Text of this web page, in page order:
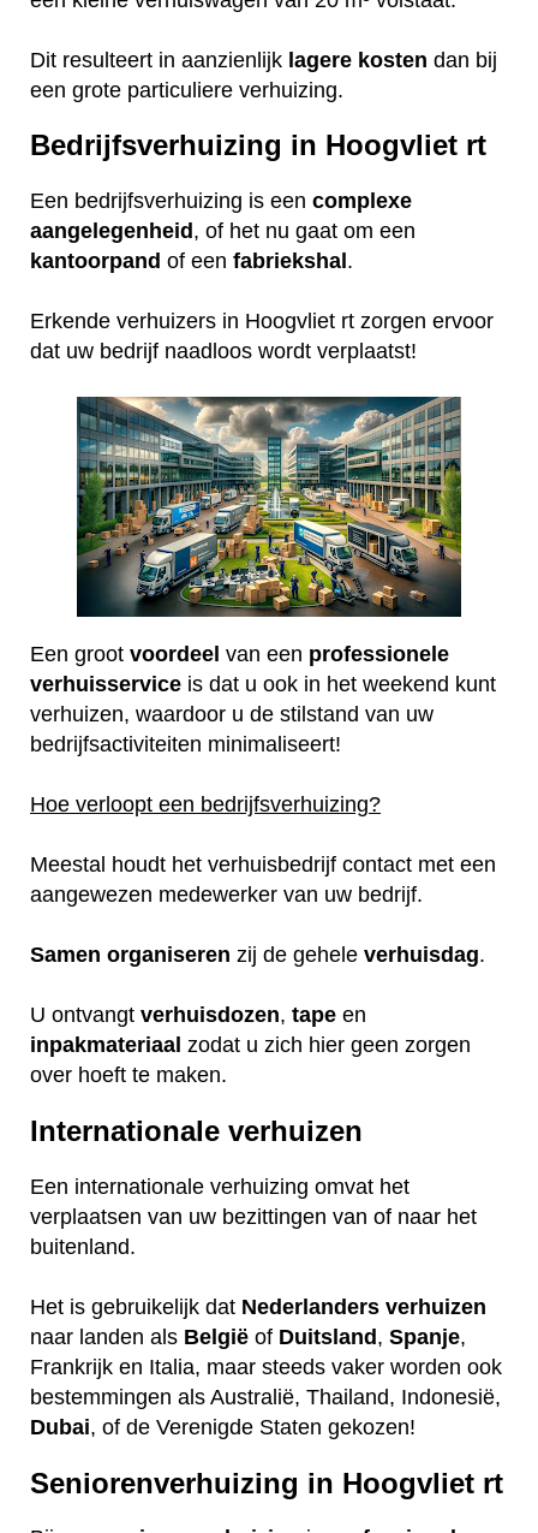
Dit resulteert in aanzienlijk lagere kosten dan bij
een grote particuliere verhuizing.
Bedrijfsverhuizing in Hoogvliet rt
Een bedrijfsverhuizing is een complexe
aangelegenheid , of het nu gaat om een
kantoorpand of een fabriekshal .
Erkende verhuizers in Hoogvliet rt zorgen ervoor
dat uw bedrijf naadloos wordt verplaatst!
Een groot voordeel van een professionele
verhuisservice is dat u ook in het weekend kunt
verhuizen, waardoor u de stilstand van uw
bedrijfsactiviteiten minimaliseert!
Hoe verloopt een bedrijfsverhuizing?
Meestal houdt het verhuisbedrijf contact met een
aangewezen medewerker van uw bedrijf.
Samen organiseren zij de gehele verhuisdag.
U ontvangt verhuisdozen, tape en
inpakmateriaal zodat u zich hier geen zorgen
over hoeft te maken.
Internationale verhuizen
Een internationale verhuizing omvat het
verplaatsen van uw bezittingen van of naar het
buitenland.
Het is gebruikelijk dat Nederlanders verhuizen
naar landen als België of Duitsland, Spanje,
Frankrijk en Italia, maar steeds vaker worden ook
bestemmingen als Australië, Thailand, Indonesië,
Dubai, of de Verenigde Staten gekozen!
Seniorenverhuizing in Hoogvliet rt